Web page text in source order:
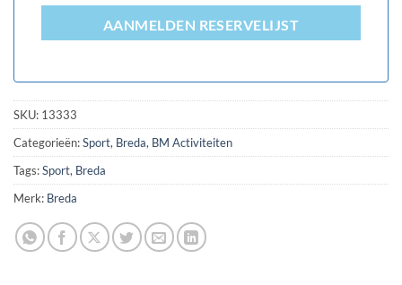
AANMELDEN RESERVELIJST
SKU: 13333
Categorieën:Sport, Breda, BM Activiteiten
Tags:Sport, Breda
Merk: Breda